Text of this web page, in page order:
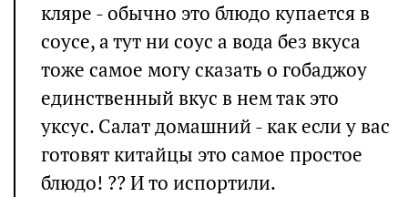
кляре - обычно это блюдо купается в
соусе, а тут ни соус а вода без вкуса
тоже самое могу сказать о гобаджоу
единственный вкус в нем так это
уксус. Салат домашний - как если у вас
готовят китайцы это самое простое
блюдо! ?? И то испортили.